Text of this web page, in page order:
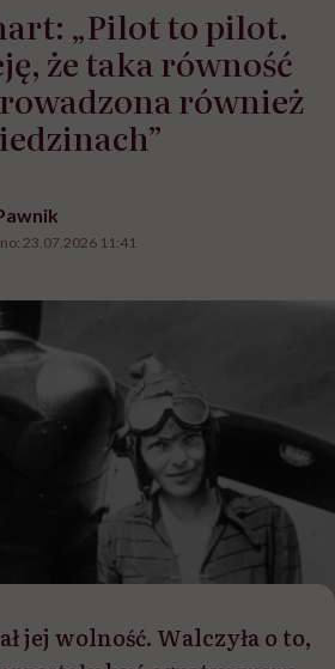
„Pilot to pilot.
że taka równość
również
23.07.2026 11:41
jej wolność. Walczyła o to,